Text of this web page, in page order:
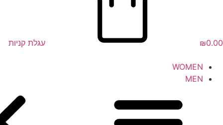
₪0.00 עגלת קניות
WOMEN
MEN